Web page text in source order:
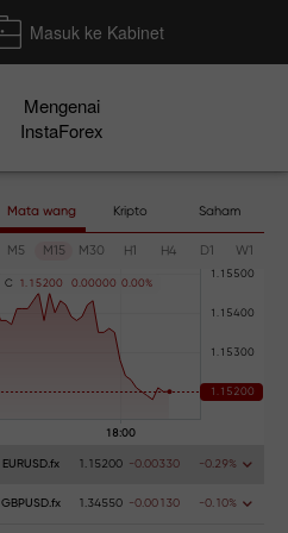
Masuk ke Kabinet
Mengenai
InstaForex
Mata wang Kripto Saham
M5 M15 M30 H1 H4 D1 W1
C 1 . 1 5200 0 .00000 0 .00%
EURUSD.fx 1.15200 -0.00330 -0.29%
GBPUSD.fx 1.34550 -0.00130 -0.10%